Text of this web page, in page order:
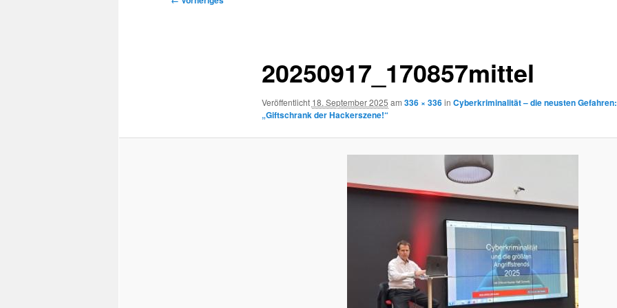
20250917_170857mittel
Veröffentlicht 18. September 2025 am 336 × 336in Cyberkriminalität – die neusten Gefahren:
„Giftschrank der Hackerszene!“